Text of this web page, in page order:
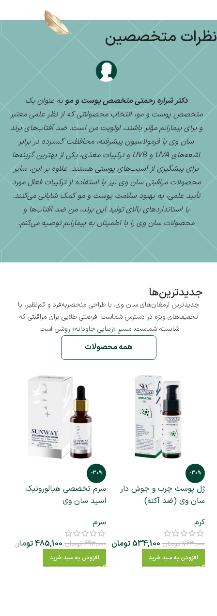
نظرات متخصصین
دکتر شراره رحمتی متخصص پوست و موبه عنوان یک
متخصص پوست و مو، انتخاب محصولاتی که از نظر علمی معتبر
و برای بیمارانم مؤثر باشند، اولویت من است. ضد آفتاب‌های برند
سان وی با فرمولاسیون پیشرفته، محافظت گسترده در برابر
اشعه‌های UVA و UVB و ترکیبات مغذی، یکی از بهترین گزینه‌ها
برای پیشگیری از آسیب‌های پوستی هستند. علاوه بر این، سایر
محصولات مراقبتی سان وی نیز با استفاده از ترکیبات فعال مورد
تأیید علمی، به بهبود سلامت پوست و مو کمک شایانی می‌کنند.
با استانداردهای بالای تولید این برند، من ضد آفتاب‌ها و
محصولات سان وی را با اطمینان به بیمارانم توصیه می‌کنم.
-30%
ژل پوست چرب و جوش دار
سان وی (ضد آکنه)
کرم
763,000تومان 534,100 تومان
افزودن به سبد خرید
-30%
سرم تخصصی هیالورونیک
اسید سان وی
سرم
693,000تومان 485,100تومان
افزودن به سبد خرید
جدیدترین‌ها
جدیدترین ارمغان‌های سان وی، با طراحی منحصربه‌فرد و کم‌نظیر، با
تخفیف‌های ویژه در دسترس شماست. فرصتی طلایی برای مراقبتی که
شایسته شماست. مسیرِ «زیبایی جاودانه» روشن است.
همه محصولات